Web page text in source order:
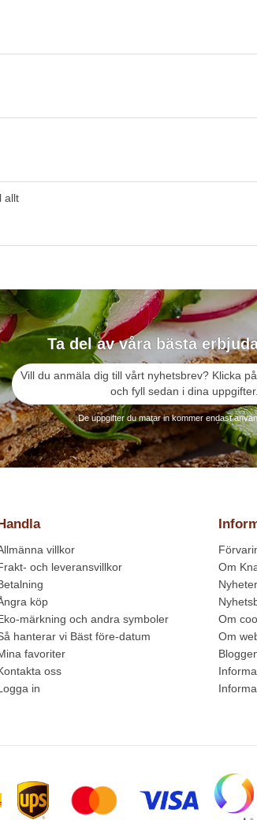
allt
Ta del av våra bästa
Vill du anmäla dig till vårt nyhetsbrev? Klicka
och fyll sedan i dina uppgifter.
De uppgifter du matar in kommer endast
Handla
villkor
och leveransvillkor
köp
märkning och andra symboler
hanterar vi Bäst före-datum
favoriter
oss
in
Om
Nyheter
Om
Om